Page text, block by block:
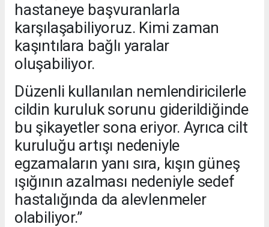
hastaneye başvuranlarla
karşılaşabiliyoruz. Kimi zaman
kaşıntılara bağlı yaralar
oluşabiliyor.
Düzenli kullanılan nemlendiricilerle
cildin kuruluk sorunu giderildiğinde
bu şikayetler sona eriyor. Ayrıca cilt
kuruluğu artışı nedeniyle
egzamaların yanı sıra, kışın güneş
ışığının azalması nedeniyle sedef
hastalığında da alevlenmeler
olabiliyor.”